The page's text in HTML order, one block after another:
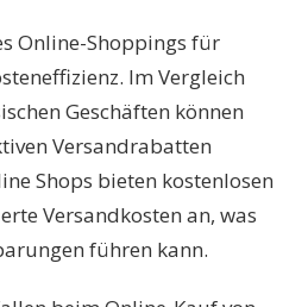
Online-Shoppings für
Im Vergleich
Geschäften können
Versandrabatten
Shops bieten kostenlosen
Versandkosten an, was
führen kann.